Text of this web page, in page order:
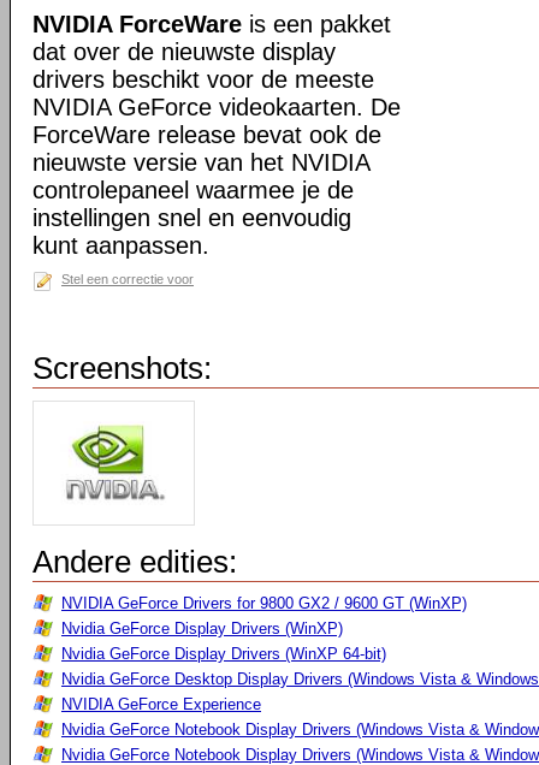
NVIDIA ForceWare is een pakket
dat over de nieuwste display
drivers beschikt voor de meeste
NVIDIA GeForce videokaarten. De
ForceWare release bevat ook de
nieuwste versie van het NVIDIA
controlepaneel waarmee je de
instellingen snel en eenvoudig
kunt aanpassen.
Stel een correctie voor
Screenshots:
Andere edities:
NVIDIA GeForce Drivers for 9800 GX2 / 9600 GT (WinXP)
Nvidia GeForce Display Drivers (WinXP)
Nvidia GeForce Display Drivers (WinXP 64-bit)
Nvidia GeForce Desktop Display Drivers (Windows Vista &
NVIDIA GeForce Experience
Nvidia GeForce Notebook Display Drivers (Windows Vista &
Nvidia GeForce Notebook Display Drivers (Windows Vista &